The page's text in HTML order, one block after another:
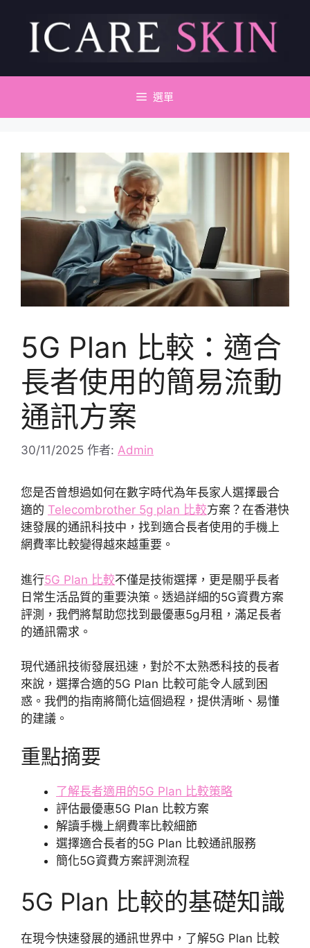
內
選單
5G Plan 比較：適合
長者使用的簡易流動
通訊方案
30/11/2025 作者: Admin
您是否曾想過如何在數字時代為年長家人選擇最合
適的 Telecombrother 5g plan 比較方案？在香港快
速發展的通訊科技中，找到適合長者使用的手機上
網費率比較變得越來越重要。
進行5G Plan 比較不僅是技術選擇，更是關乎長者
日常生活品質的重要決策。透過詳細的5G資費方案
評測，我們將幫助您找到最優惠5g月租，滿足長者
的通訊需求。
現代通訊技術發展迅速，對於不太熟悉科技的長者
來說，選擇合適的5G Plan 比較可能令人感到困
惑。我們的指南將簡化這個過程，提供清晰、易懂
的建議。
重點摘要
了解長者適用的5G Plan 比較策略
評估最優惠5G Plan 比較方案
解讀手機上網費率比較細節
選擇適合長者的5G Plan 比較通訊服務
簡化5G資費方案評測流程
5G Plan 比較的基礎知識
在現今快速發展的通訊世界中，了解5G Plan 比較